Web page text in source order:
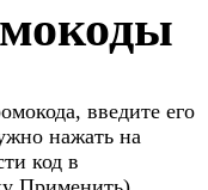
введите его
нажать на
код в